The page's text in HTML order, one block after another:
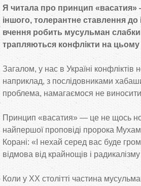
Я читала про принцип «васатия»
іншого, толерантне ставлення
вчення робить мусульман
трапляються конфлікти на цьому
Загалом, у нас в Україні
наприклад, з послідовниками
проблема, намагаємося не виносити
Принцип «васатия» — це не щось
найпершої проповіді пророка
Корані: «І нехай серед вас буде
відмова від крайнощів і
Коли у ХХ столітті частина